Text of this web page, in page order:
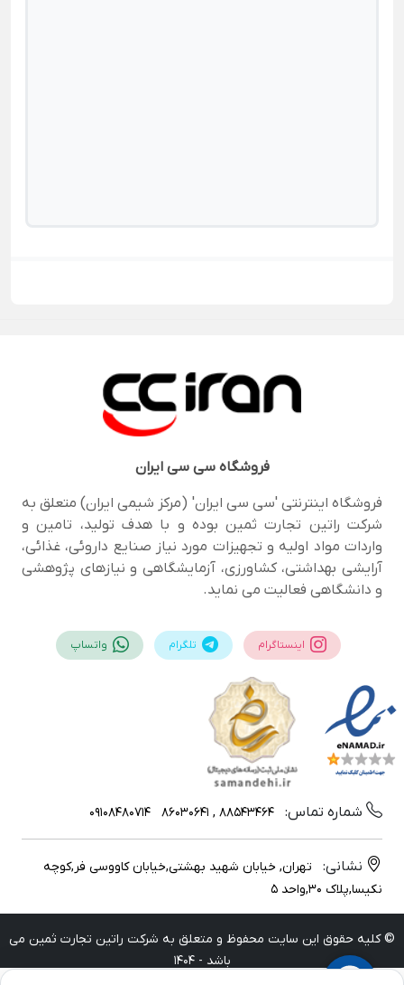
فروشگاهسی سی ایران
فروشگاه اینترنتی 'سی سی ایران' (مرکز شیمی ایران) متعلق به
شرکت راتین تجارت ثمین بوده و با هدف تولید، تامین و
واردات مواد اولیه و تجهیزات مورد نیاز صنایع داروئی، غذائی،
آرایشی بهداشتی، کشاورزی، آزمایشگاهی و نیازهای پژوهشی
و دانشگاهی فعالیت می نماید.
اینستاگرام تلگرام واتساپ
شماره تماس: 88543464 , 86030641
09108480714
نشانی:
تهران, خیابان شهید بهشتی,خیابان کاووسی فر,کوچه
نکیسا,پلاک 30,واحد 5
© کلیه حقوق این سایت محفوظ و متعلق به شرکت راتین تجارت ثمین می
باشد - 1404